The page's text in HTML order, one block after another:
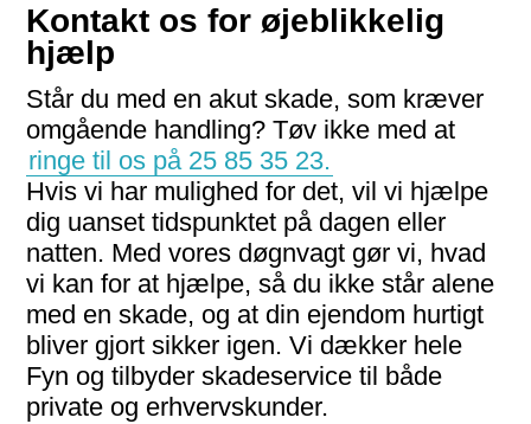
Kontakt os for øjeblikkelig
hjælp
Står du med en akut skade, som kræver
omgående handling? Tøv ikke med at
ringe til os på 25 85 35 23.
Hvis vi har mulighed for det, vil vi hjælpe
dig uanset tidspunktet på dagen eller
natten. Med vores døgnvagt gør vi, hvad
vi kan for at hjælpe, så du ikke står alene
med en skade, og at din ejendom hurtigt
bliver gjort sikker igen. Vi dækker hele
Fyn og tilbyder skadeservice til både
private og erhvervskunder.